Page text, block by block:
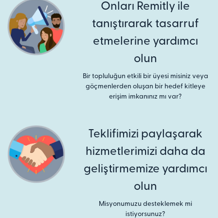
Onları Remitly ile
tanıştırarak tasarruf
etmelerine yardımcı
olun
Bir topluluğun etkili bir üyesi misiniz veya
göçmenlerden oluşan bir hedef kitleye
erişim imkanınız mı var?
Teklifimizi paylaşarak
hizmetlerimizi daha da
geliştirmemize yardımcı
olun
Misyonumuzu desteklemek mi
istiyorsunuz?